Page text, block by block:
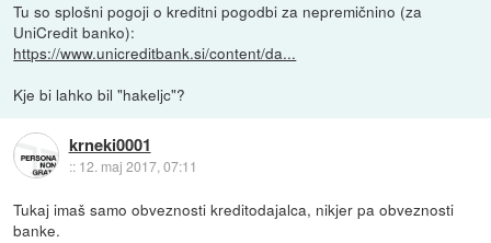
Tu so splošni pogoji o kreditni pogodbi za nepremičnino (za
UniCredit banko):
https://www.unicreditbank.si/content/da...
Kje bi lahko bil "hakeljc"?
krneki0001
:: 12. maj 2017, 07:11
Tukaj imaš samo obveznosti kreditodajalca, nikjer pa obveznosti
banke.